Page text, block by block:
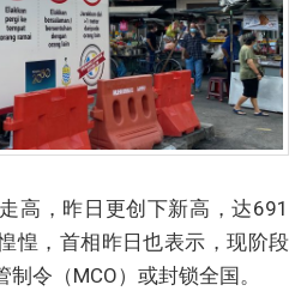
高，昨日更创下新高，达691
惶，首相昨日也表示，现阶段
令（MCO）或封锁全国。